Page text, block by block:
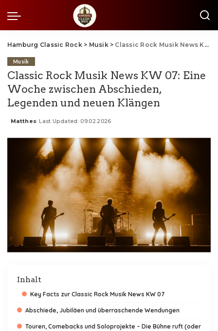
Hamburg Classic Rock> Musik> Classic Rock Musik News KW 07: Eine Woche zwischen Abschieden, Legenden und neuen Klängen
Musik
Classic Rock Musik News KW 07: Eine
Woche zwischen Abschieden,
Legenden und neuen Klängen
Posted
Matthes Last Updated: 09.02.2026
Inhalt
Key Facts zur Classic Rock Musik News KW 07
Abschiede, Jubiläen und überraschende Wendungen
Touren, Comebacks und Soloprojekte – Die Bühne ruft (oder